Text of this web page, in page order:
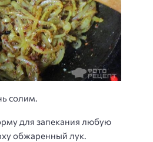
солим.
для запекания любую
обжаренный лук.